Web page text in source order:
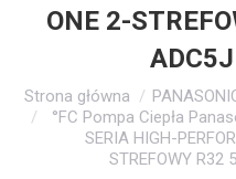
ONE 2-
Jesteś tutaj:
Strona główna
°FC Pompa Ciepła
SERIA HIGH-
STREFOWY R32